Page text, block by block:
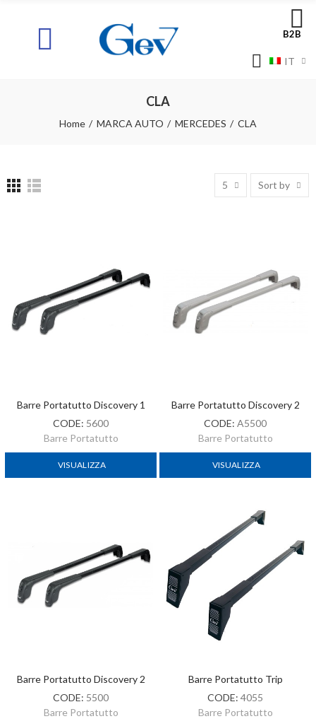
B2B
IT
CLA
Home MARCA AUTO MERCEDES CLA
5 Sort by
Barre Portatutto Discovery 1
CODE: 5600
Barre Portatutto
VISUALIZZA
Barre Portatutto Discovery 2
CODE: A5500
Barre Portatutto
VISUALIZZA
Barre Portatutto Discovery 2
CODE: 5500
Barre Portatutto
Barre Portatutto Trip
CODE: 4055
Barre Portatutto